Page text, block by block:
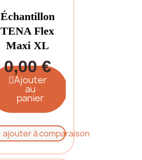
Échantillon
TENA Flex
Maxi XL
0,00 €
Ajouter
au
panier
ajouter à comparaison